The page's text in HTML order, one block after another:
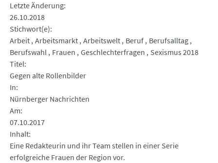
Letzte Änderung
26.10.2018
Stichwort(e)
Arbeit Arbeitsmarkt Arbeitswelt Beruf Berufsalltag
Berufswahl Frauen Geschlechterfragen
Sexismus 2018
Titel
Gegen alte Rollenbilder
In
Nürnberger Nachrichten
Am
07.10.2017
Inhalt
Eine Redakteurin und ihr Team stellen in einer Serie
erfolgreiche Frauen der Region vor.